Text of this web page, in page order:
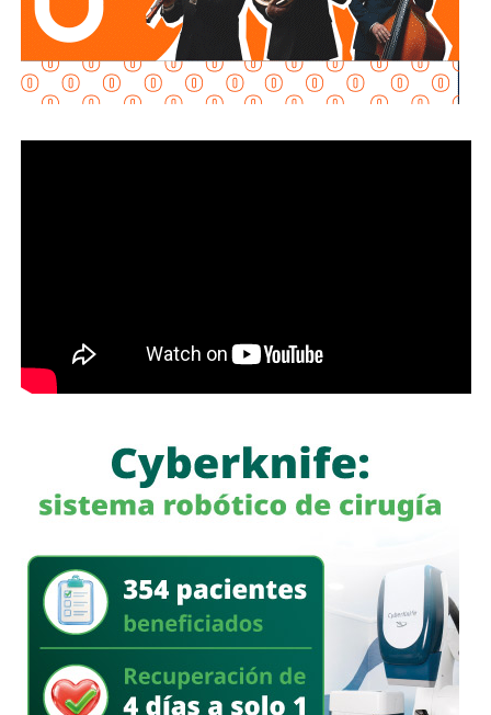
y pueda operar conforme a la ley, por lo que descartó que
exista una postura de persecución hacia la empresa.
“No es un tema de persecución ni de cacería. Al contrario,
buscamos que ellos mismos nos ayuden a que la
a quienes se les ha explicado el proceso de
regularización.
deja a los propios conductores en una situación de
vulnerabilidad,al no contar con las condiciones legales
previstas por la normativa estatal.
“Es la empresa la que no cumple con lo que las leyes
locales establecen y eso deja a los operadores en estado